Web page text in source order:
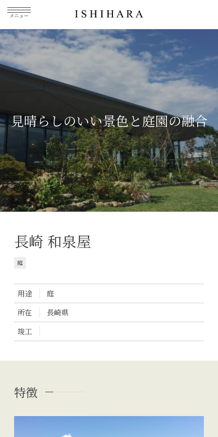
メニュー
見晴らしのいい景色と庭園の融合
長崎 和泉屋
庭
用途
庭
所在
長崎県
竣工
特徴